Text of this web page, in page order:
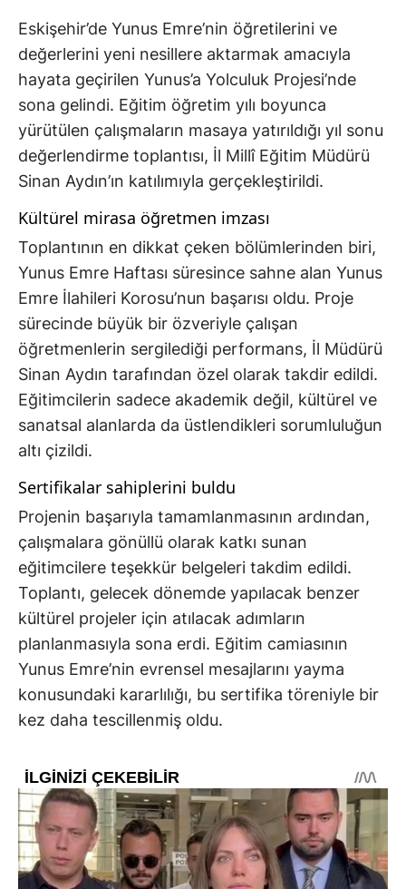
Eskişehir’de Yunus Emre’nin öğretilerini ve
değerlerini yeni nesillere aktarmak amacıyla
hayata geçirilen Yunus’a Yolculuk Projesi’nde
sona gelindi. Eğitim öğretim yılı boyunca
yürütülen çalışmaların masaya yatırıldığı yıl sonu
değerlendirme toplantısı, İl Millî Eğitim Müdürü
Sinan Aydın’ın katılımıyla gerçekleştirildi.
Kültürel mirasa öğretmen imzası
Toplantının en dikkat çeken bölümlerinden biri,
Yunus Emre Haftası süresince sahne alan Yunus
Emre İlahileri Korosu’nun başarısı oldu. Proje
sürecinde büyük bir özveriyle çalışan
öğretmenlerin sergilediği performans, İl Müdürü
Sinan Aydın tarafından özel olarak takdir edildi.
Eğitimcilerin sadece akademik değil, kültürel ve
sanatsal alanlarda da üstlendikleri sorumluluğun
altı çizildi.
Sertifikalar sahiplerini buldu
Projenin başarıyla tamamlanmasının ardından,
çalışmalara gönüllü olarak katkı sunan
eğitimcilere teşekkür belgeleri takdim edildi.
Toplantı, gelecek dönemde yapılacak benzer
kültürel projeler için atılacak adımların
planlanmasıyla sona erdi. Eğitim camiasının
Yunus Emre’nin evrensel mesajlarını yayma
konusundaki kararlılığı, bu sertifika töreniyle bir
kez daha tescillenmiş oldu.